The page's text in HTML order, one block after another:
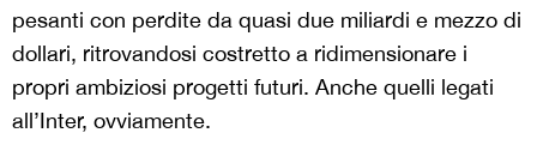
pesanti con perdite da quasi due miliardi e mezzo di
dollari, ritrovandosi costretto a ridimensionare i
propri ambiziosi progetti futuri. Anche quelli legati
all’Inter, ovviamente.